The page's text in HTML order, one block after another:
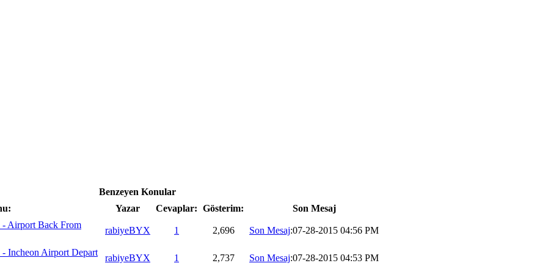
Benzeyen Konular
Yazar Cevaplar: Gösterim:
Son Mesaj
Airport Back From
rabiyeBYX 1 2,696 Son Mesaj:07-28-2015 04:56 PM
Incheon Airport Depart
rabiyeBYX 1 2,737 Son Mesaj:07-28-2015 04:53 PM